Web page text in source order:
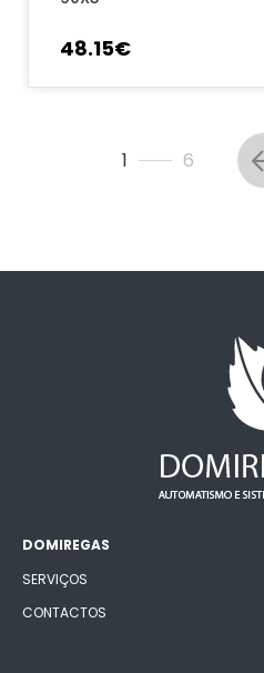
48.15€
1 6
DOMIREGAS
SERVIÇOS
CONTACTOS